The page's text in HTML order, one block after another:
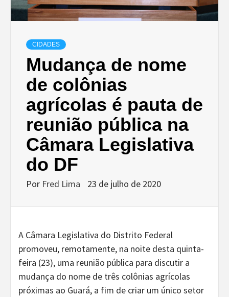
CIDADES
Mudança de nome
de colônias
agrícolas é pauta de
reunião pública na
Câmara Legislativa
do DF
Por Fred Lima 23 de julho de 2020
A Câmara Legislativa do Distrito Federal
promoveu, remotamente, na noite desta quinta-
feira (23), uma reunião pública para discutir a
mudança do nome de três colônias agrícolas
próximas ao Guará, a fim de criar um único setor